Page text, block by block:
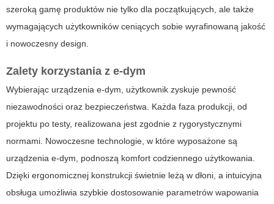
szeroką gamę produktów nie tylko dla początkujących, ale także
wymagających użytkowników ceniących sobie wyrafinowaną jakość
i nowoczesny design.
Zalety korzystania z e-dym
Wybierając urządzenia e-dym, użytkownik zyskuje pewność
niezawodności oraz bezpieczeństwa. Każda faza produkcji, od
projektu po testy, realizowana jest zgodnie z rygorystycznymi
normami. Nowoczesne technologie, w które wyposażone są
urządzenia e-dym, podnoszą komfort codziennego użytkowania.
Dzięki ergonomicznej konstrukcji świetnie leżą w dłoni, a intuicyjna
obsługa umożliwia szybkie dostosowanie parametrów wapowania